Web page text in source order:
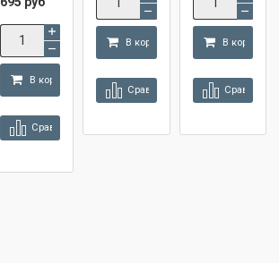
В корзину
Сравнить
В корзину
Сравнить
В корзину
Сравнить